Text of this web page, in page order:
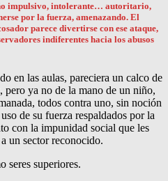
impulsivo, intolerante… autoritario,
por la fuerza, amenazando. El
parece divertirse con ese ataque,
indiferentes hacia los abusos
en las aulas, pareciera un calco de
pero ya no de la mano de un niño,
todos contra uno, sin noción
de su fuerza respaldados por la
con la impunidad social que les
un sector reconocido.
seres superiores.